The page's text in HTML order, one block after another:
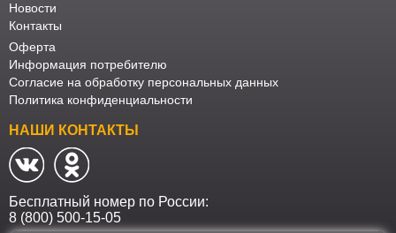
Новости
Контакты
Оферта
Информация потребителю
Согласие на обработку персональных данных
Политика конфиденциальности
НАШИ КОНТАКТЫ
Бесплатный номер по России:
8 (800) 500-15-05